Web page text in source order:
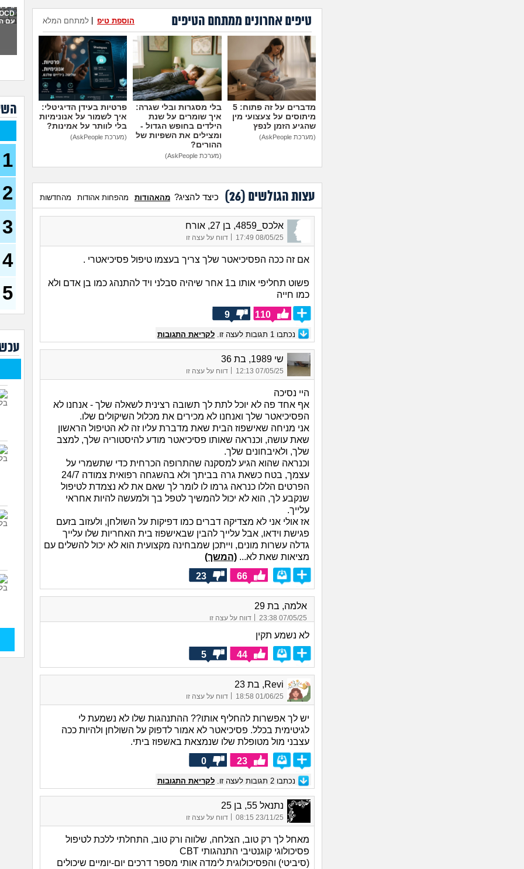
טיפים אחרונים ממתחם הטיפים למתחם המלא הוספת טיפ
מדברים על זה פתוח: 5
מיתוסים על צעצועי מין
שהגיע הזמן לנפץ
(מערכת AskPeople)
בלי מסגרות ובלי שגרה:
איך שומרים על שנת
הילדים בחופש הגדול -
ומצילים את השפיות של
ההורים?
(מערכת AskPeople)
פרטיות בעידן הדיגיטלי:
איך לשמור על אנונימיות
בלי לוותר על אמינות?
(מערכת AskPeople)
עצות הגולשים (26
) כיצד להציג? מהאהודות מהפחות אהודות מהחדשות
אלכס_4859, בן 27, אורח
08/05/25 17:49 דווח על עצה זו
אם זה ככה הפסיכיאטר שלך צריך בעצמו טיפול פסיכיאטרי .
פשוט תחליפי אותו ב1 אחר שיהיה סבלני ויד להתנהג כמו בן אדם ולא
כמו חייה
110
9
נכתבו 1 תגובות לעצה זו. לקריאת התגובות
שי 1989, בת 36
07/05/25 12:13
| דווח על עצה זו
היי נסיכה
אף אחד פה לא יוכל לתת לך תשובה רצינית לשאלה שלך - אנחנו לא
הפסיכיאטר שלך ואנחנו לא מכירים את מכלול השיקולים שלו.
אני מניחה שאישפוז הבית שאת מדברת עליו זה לא הטיפול הראשון
שאת עושה, וכנראה שאותו פסיכיאטר מודע להיסטוריה שלך, למצב
שלך, ולאיבחונים שלך.
וכנראה שהוא הגיע למסקנה שהתרופה הכרחית כדי שתשמרי על
עצמך, בטח כשאת גרה בביתך ולא בהשגחה רפואית צמודה 24/7
הפרטים הללו כנראה גרמו לו לומר לך שאם את לא נצמדת לטיפול
שנקבע לך, הוא לא יכול להמשיך לטפל בך ולמעשה להיות אחראי
עלייך.
אז אולי אני לא מצדיקה דברים כמו דפיקות על השולחן, ולעזוב בזעם
פגישת וידאו, אבל עלייך להבין שבאישפוז בית האחריות שלו עלייך
גדלה עשרות מונים, וייתכן שמבחינה מקצועית הוא לא יכול להשלים עם
מציאות שאת לא... (המשך)
66
23
אלמה, בת 29
07/05/25 23:38 דווח על עצה זו
לא נשמע תקין
44
5
Revi, בת 23
01/06/25 18:58 דווח על עצה זו
יש לך אפשרות להחליף אותו?? ההתנהגות שלו לא נשמעת לי
לגיטימית בכלל. פסיכיאטר לא אמור לדפוק על השולחן ולהיות ככה
עצבני מול מטופלת שלו שנמצאת באשפוז ביתי.
23
0
נכתבו 2 תגובות לעצה זו. לקריאת התגובות
נתנאל 55, בן 25
23/11/25 08:15 דווח על עצה זו
מאחל לך רק טוב, הצלחה, שלווה ורק טוב, התחלתי ללכת לטיפול
פסיכולוגי קוגנטיבי התנהגותי CBT
(סיביטי) והפסיכולוגית לימדה אותי מספר דרכים יום-יומיים שיכולים
מה
בת 23)
30)
עם
עם
1
2
3
4
5